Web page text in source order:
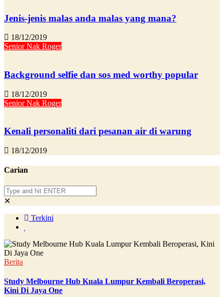
Jenis-jenis malas anda malas yang mana?
18/12/2019
Senior Nak Roger
Background selfie dan sos med worthy popular
18/12/2019
Senior Nak Roger
Kenali personaliti dari pesanan air di warung
18/12/2019
Carian
✕
Terkini
Berita
Study Melbourne Hub Kuala Lumpur Kembali Beroperasi,
Kini Di Jaya One